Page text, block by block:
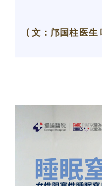
( 文：邝国柱医生